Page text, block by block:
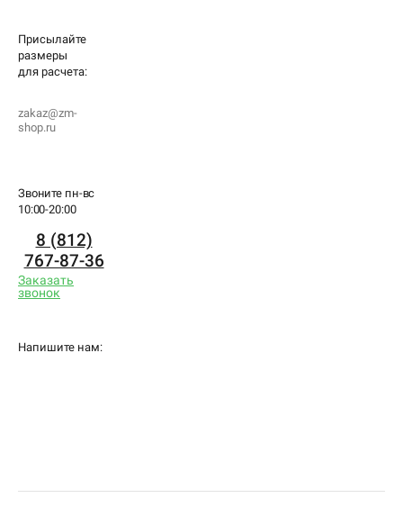
Присылайте
размеры
для расчета:
zakaz@zm-
shop.ru
Звоните пн-вс
10:00-20:00
8 (812)
767-87-36
Заказать
звонок
Напишите нам: